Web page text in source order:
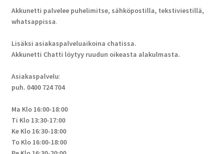
Akkunetti palvelee puhelimitse, sähköpostilla, tekstiviestillä,
whatsappissa.
Lisäksi asiakaspalveluaikoina chatissa.
Akkunetti Chatti löytyy ruudun oikeasta alakulmasta.
Asiakaspalvelu:
puh. 0400 724 704
Ma Klo 16:00-18:00
Ti Klo 13:30-17:00
Ke Klo 16:30-18:00
To Klo 16:00-18:00